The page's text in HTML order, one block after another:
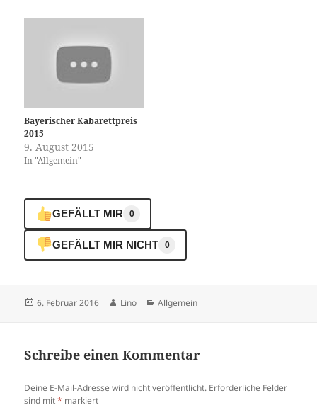
Bayerischer Kabarettpreis
2015
9. August 2015
In "Allgemein"
GEFÄLLT MIR 0
GEFÄLLT MIR NICHT 0
Veröffentlicht
6. Februar 2016 Autor
Lino Kategorien
Allgemein
Schreibe einen Kommentar
Deine E-Mail-Adresse wird nicht veröffentlicht. Erforderliche Felder
sind mit* markiert